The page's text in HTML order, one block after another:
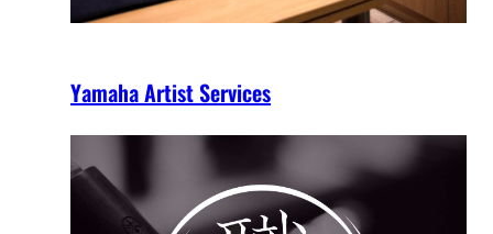
Yamaha Artist Services